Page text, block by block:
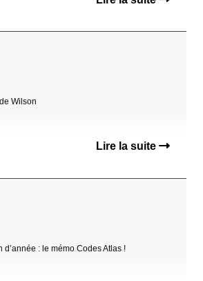
Wilson
Lire la suite
: le mémo Codes Atlas !